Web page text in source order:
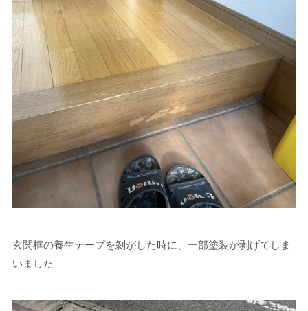
玄関框の養生テープを剝がした時に、一部塗装が剥げてしま
いました